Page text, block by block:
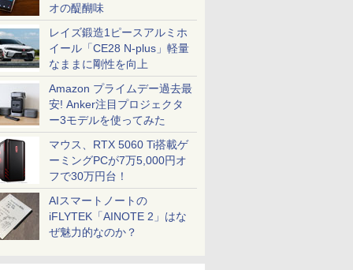
オの醍醐味
レイズ鍛造1ピースアルミホ
イール「CE28 N-plus」軽量
なままに剛性を向上
Amazon プライムデー過去最
安! Anker注目プロジェクタ
ー3モデルを使ってみた
マウス、RTX 5060 Ti搭載ゲ
ーミングPCが7万5,000円オ
フで30万円台！
AIスマートノートの
iFLYTEK「AINOTE 2」はな
ぜ魅力的なのか？